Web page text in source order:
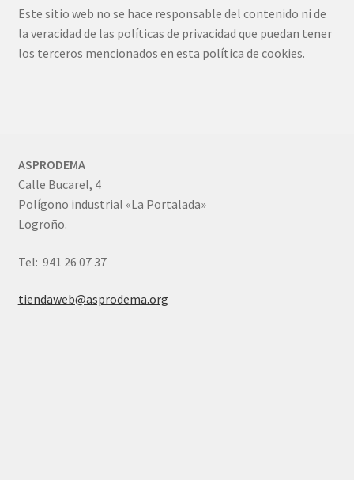
Este sitio web no se hace responsable del contenido ni de
la veracidad de las políticas de privacidad que puedan tener
los terceros mencionados en esta política de cookies.
ASPRODEMA
Calle Bucarel, 4
Polígono industrial «La Portalada»
Logroño.
Tel: 941 26 07 37
tiendaweb@asprodema.org